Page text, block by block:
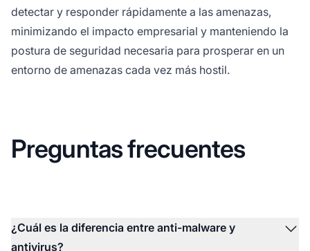
detectar y responder rápidamente a las amenazas,
minimizando el impacto empresarial y manteniendo la
postura de seguridad necesaria para prosperar en un
entorno de amenazas cada vez más hostil.
Preguntas frecuentes
¿Cuál es la diferencia entre anti-malware y
antivirus?